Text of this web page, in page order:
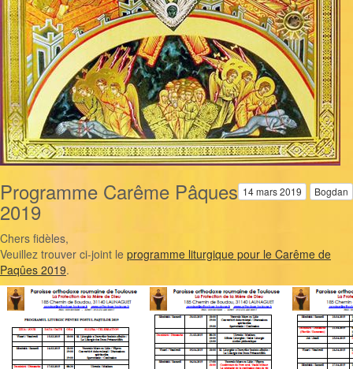
14 mars 2019 Bogdan
Programme Carême Pâques
2019
Chers fidèles,
Veuillez trouver ci-joint le programme liturgique pour le Carême de
Paqûes 2019.